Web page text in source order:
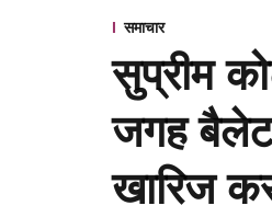
समाचार
सुप्रीम
जगह
खारिज